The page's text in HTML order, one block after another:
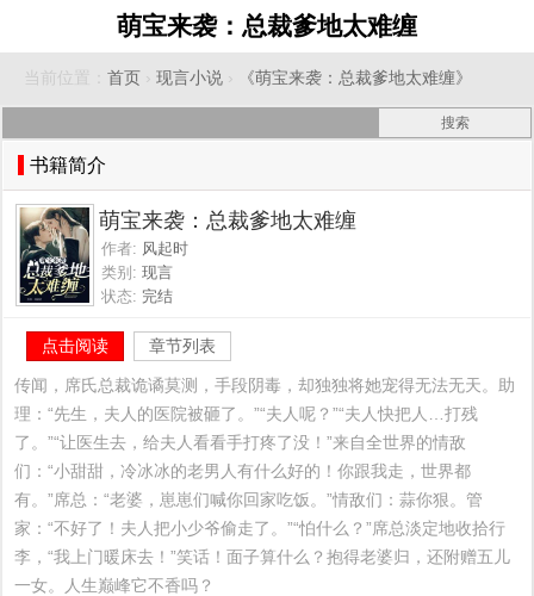
萌宝来袭：总裁爹地太难缠
当前位置： 首页 › 现言小说 › 《萌宝来袭：总裁爹地太难缠》
书籍简介
萌宝来袭：总裁爹地太难缠
作者: 风起时
类别: 现言
状态: 完结
点击阅读 章节列表
传闻，席氏总裁诡谲莫测，手段阴毒，却独独将她宠得无法无天。助
理：“先生，夫人的医院被砸了。”“夫人呢？”“夫人快把人…打残
了。”“让医生去，给夫人看看手打疼了没！”来自全世界的情敌
们：“小甜甜，冷冰冰的老男人有什么好的！你跟我走，世界都
有。”席总：“老婆，崽崽们喊你回家吃饭。”情敌们：蒜你狠。管
家：“不好了！夫人把小少爷偷走了。”“怕什么？”席总淡定地收拾行
李，“我上门暖床去！”笑话！面子算什么？抱得老婆归，还附赠五儿
一女。人生巅峰它不香吗？